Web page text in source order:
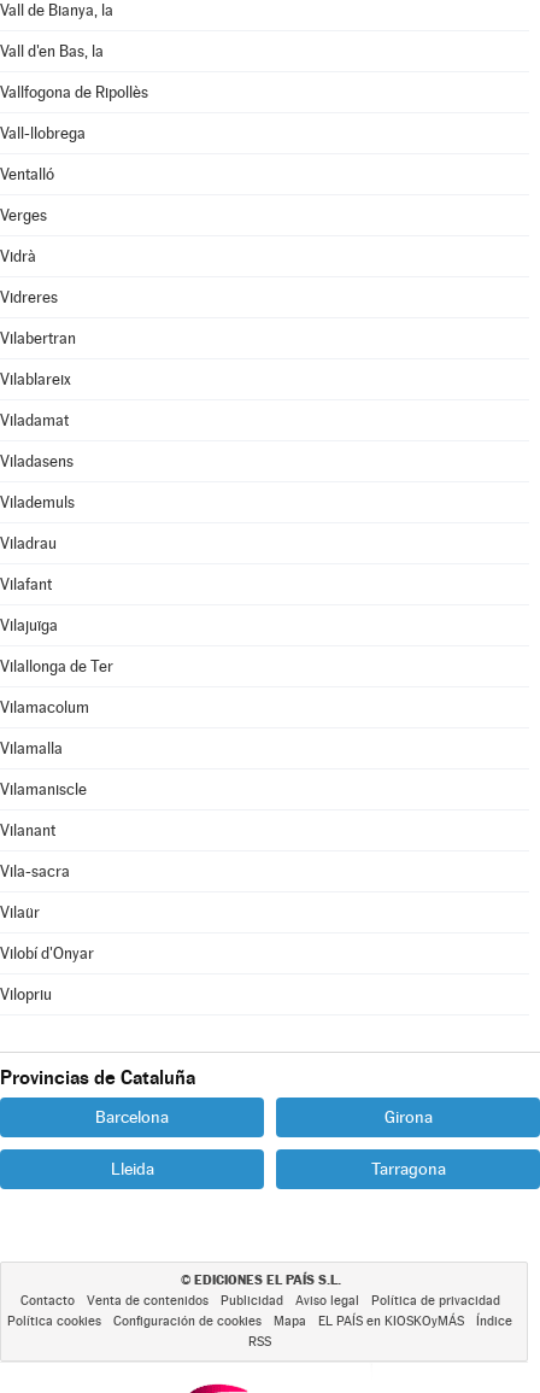
Vall de Bianya, la
Vall d'en Bas, la
Vallfogona de Ripollès
Vall-llobrega
Ventalló
Verges
Vidrà
Vidreres
Vilabertran
Vilablareix
Viladamat
Viladasens
Vilademuls
Viladrau
Vilafant
Vilajuïga
Vilallonga de Ter
Vilamacolum
Vilamalla
Vilamaniscle
Vilanant
Vila-sacra
Vilaür
Vilobí d'Onyar
Vilopriu
Provincias de Cataluña
Barcelona Girona
Lleida Tarragona
© EDICIONES EL PAÍS S.L.
Contacto Venta de contenidos Publicidad Aviso legal
Política de privacidad
Política cookies
Configuración de cookies Mapa EL PAÍS en KIOSKOyMÁS
Índice
RSS